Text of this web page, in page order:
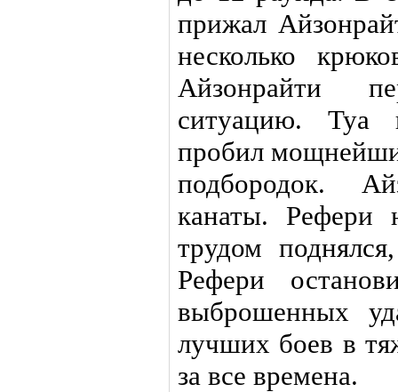
прижал
несколько
Айзонрайти
ситуацию. Туа
пробил
подбородок.
канаты. Рефери
трудом
Рефери
выброшенных
лучших боев в
за все времена.